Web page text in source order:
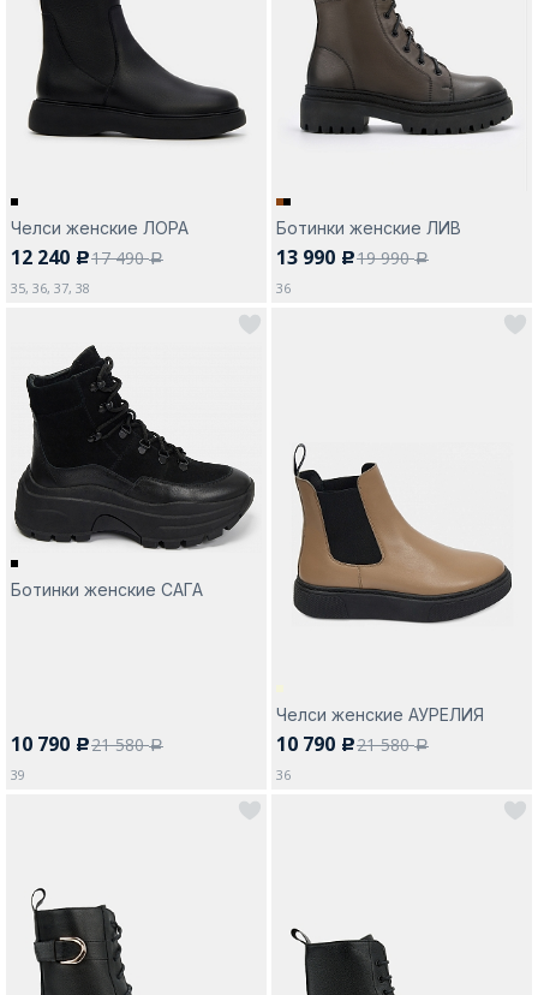
Челси женские ЛОРА
12 240 c17 490a
35, 36, 37, 38
Ботинки женские ЛИВ
13 990 c19 990a
36
Ботинки женские САГА
10 790 c21 580a
39
Челси женские АУРЕЛИЯ
10 790 c21 580a
36